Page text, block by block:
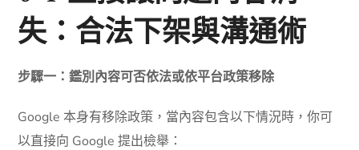
失：合法下架與溝通術
步驟一：鑑別內容可否依法或依平台政策移除
Google 本身有移除政策，當內容包含以下情況時，你可
以直接向 Google 提出檢舉：